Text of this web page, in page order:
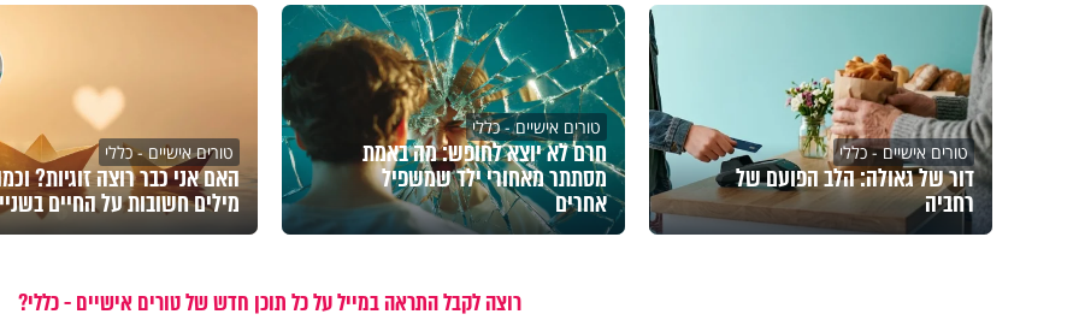
טורים אישיים - כללי
דור של גאולה: הלב הפועם של
רחביה
טורים אישיים - כללי
חרם לא יוצא לחופש: מה באמת
מסתתר מאחורי ילד שמשפיל
אחרים
טורים אישיים - כללי
האם אני כבר רוצה זוגיות?
מילים חשובות על החיים
רוצה לקבל התראה במייל על כל תוכן חדש של טורים אישיים - כללי?